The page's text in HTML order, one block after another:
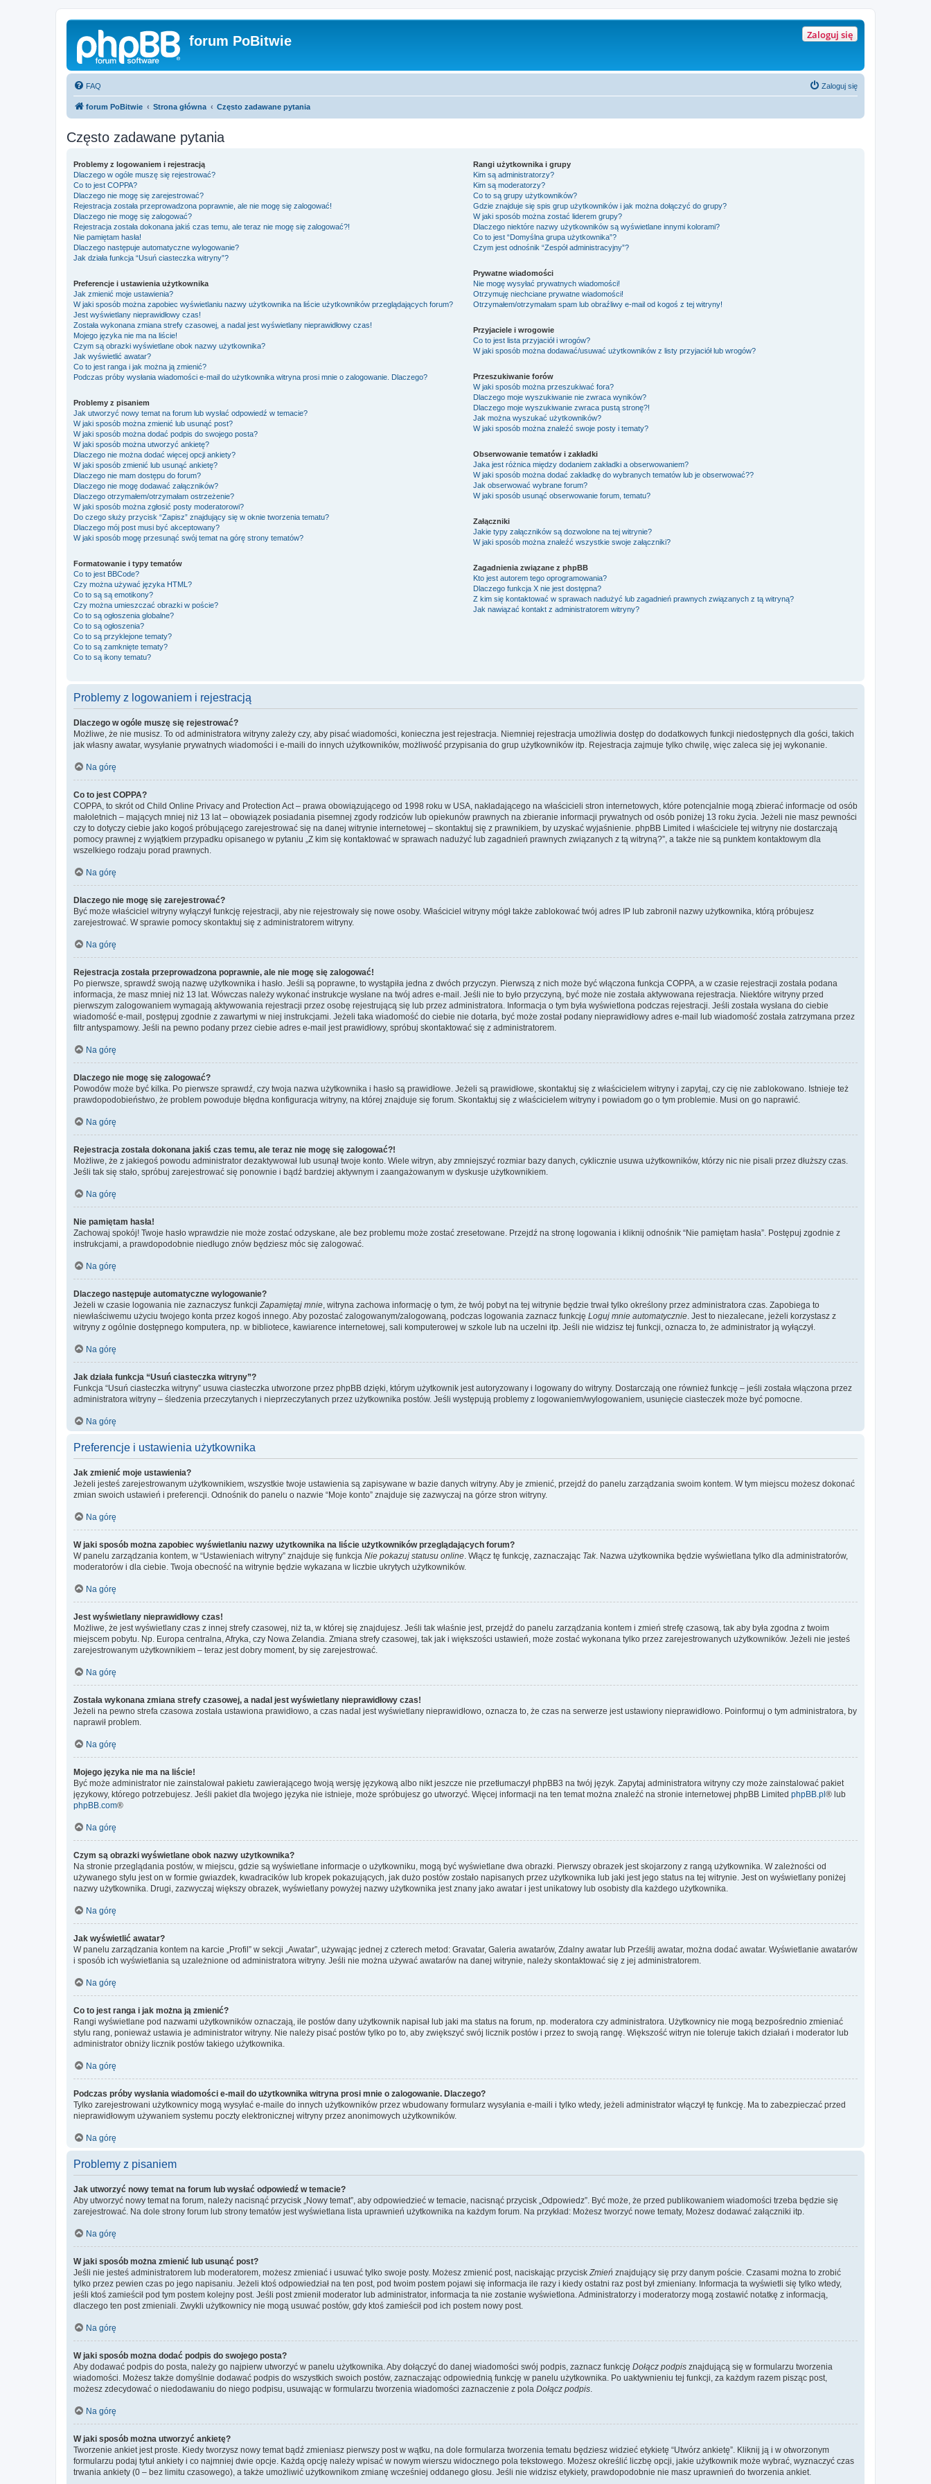
forum PoBitwie Zaloguj się
FAQ Zaloguj się
forum PoBitwie Strona główna Często zadawane pytania
Często zadawane pytania
Problemy z logowaniem i rejestracją
Dlaczego w ogóle muszę się rejestrować?
Co to jest COPPA?
Dlaczego nie mogę się zarejestrować?
Rejestracja została przeprowadzona poprawnie, ale nie mogę się zalogować!
Dlaczego nie mogę się zalogować?
Rejestracja została dokonana jakiś czas temu, ale teraz nie mogę się zalogować?!
Nie pamiętam hasła!
Dlaczego następuje automatyczne wylogowanie?
Jak działa funkcja “Usuń ciasteczka witryny”?
Preferencje i ustawienia użytkownika
Jak zmienić moje ustawienia?
W jaki sposób można zapobiec wyświetlaniu nazwy użytkownika na liście użytkowników przeglądających forum?
Jest wyświetlany nieprawidłowy czas!
Została wykonana zmiana strefy czasowej, a nadal jest wyświetlany nieprawidłowy czas!
Mojego języka nie ma na liście!
Czym są obrazki wyświetlane obok nazwy użytkownika?
Jak wyświetlić awatar?
Co to jest ranga i jak można ją zmienić?
Podczas próby wysłania wiadomości e-mail do użytkownika witryna prosi mnie o zalogowanie. Dlaczego?
Problemy z pisaniem
Jak utworzyć nowy temat na forum lub wysłać odpowiedź w temacie?
W jaki sposób można zmienić lub usunąć post?
W jaki sposób można dodać podpis do swojego posta?
W jaki sposób można utworzyć ankietę?
Dlaczego nie można dodać więcej opcji ankiety?
W jaki sposób zmienić lub usunąć ankietę?
Dlaczego nie mam dostępu do forum?
Dlaczego nie mogę dodawać załączników?
Dlaczego otrzymałem/otrzymałam ostrzeżenie?
W jaki sposób można zgłosić posty moderatorowi?
Do czego służy przycisk “Zapisz” znajdujący się w oknie tworzenia tematu?
Dlaczego mój post musi być akceptowany?
W jaki sposób mogę przesunąć swój temat na górę strony tematów?
Formatowanie i typy tematów
Co to jest BBCode?
Czy można używać języka HTML?
Co to są są emotikony?
Czy można umieszczać obrazki w poście?
Co to są ogłoszenia globalne?
Co to są ogłoszenia?
Co to są przyklejone tematy?
Co to są zamknięte tematy?
Co to są ikony tematu?
Rangi użytkownika i grupy
Kim są administratorzy?
Kim są moderatorzy?
Co to są grupy użytkowników?
Gdzie znajduje się spis grup użytkowników i jak można dołączyć do grupy?
W jaki sposób można zostać liderem grupy?
Dlaczego niektóre nazwy użytkowników są wyświetlane innymi kolorami?
Co to jest “Domyślna grupa użytkownika”?
Czym jest odnośnik “Zespół administracyjny”?
Prywatne wiadomości
Nie mogę wysyłać prywatnych wiadomości!
Otrzymuję niechciane prywatne wiadomości!
Otrzymałem/otrzymałam spam lub obraźliwy e-mail od kogoś z tej witryny!
Przyjaciele i wrogowie
Co to jest lista przyjaciół i wrogów?
W jaki sposób można dodawać/usuwać użytkowników z listy przyjaciół lub wrogów?
Przeszukiwanie forów
W jaki sposób można przeszukiwać fora?
Dlaczego moje wyszukiwanie nie zwraca wyników?
Dlaczego moje wyszukiwanie zwraca pustą stronę?!
Jak można wyszukać użytkowników?
W jaki sposób można znaleźć swoje posty i tematy?
Obserwowanie tematów i zakładki
Jaka jest różnica między dodaniem zakładki a obserwowaniem?
W jaki sposób można dodać zakładkę do wybranych tematów lub je obserwować??
Jak obserwować wybrane forum?
W jaki sposób usunąć obserwowanie forum, tematu?
Załączniki
Jakie typy załączników są dozwolone na tej witrynie?
W jaki sposób można znaleźć wszystkie swoje załączniki?
Zagadnienia związane z phpBB
Kto jest autorem tego oprogramowania?
Dlaczego funkcja X nie jest dostępna?
Z kim się kontaktować w sprawach nadużyć lub zagadnień prawnych związanych z tą witryną?
Jak nawiązać kontakt z administratorem witryny?
Problemy z logowaniem i rejestracją
Dlaczego w ogóle muszę się rejestrować?
Możliwe, że nie musisz. To od administratora witryny zależy czy, aby pisać wiadomości, konieczna jest rejestracja. Niemniej rejestracja umożliwia dostęp do dodatkowych funkcji niedostępnych dla gości, takich
jak własny awatar, wysyłanie prywatnych wiadomości i e-maili do innych użytkowników, możliwość przypisania do grup użytkowników itp. Rejestracja zajmuje tylko chwilę, więc zaleca się jej wykonanie.
Na górę
Co to jest COPPA?
COPPA, to skrót od Child Online Privacy and Protection Act – prawa obowiązującego od 1998 roku w USA, nakładającego na właścicieli stron internetowych, które potencjalnie mogą zbierać informacje od osób
małoletnich – mających mniej niż 13 lat – obowiązek posiadania pisemnej zgody rodziców lub opiekunów prawnych na zbieranie informacji prywatnych od osób poniżej 13 roku życia. Jeżeli nie masz pewności
czy to dotyczy ciebie jako kogoś próbującego zarejestrować się na danej witrynie internetowej – skontaktuj się z prawnikiem, by uzyskać wyjaśnienie. phpBB Limited i właściciele tej witryny nie dostarczają
pomocy prawnej z wyjątkiem przypadku opisanego w pytaniu „Z kim się kontaktować w sprawach nadużyć lub zagadnień prawnych związanych z tą witryną?”, a także nie są punktem kontaktowym dla
wszelkiego rodzaju porad prawnych.
Na górę
Dlaczego nie mogę się zarejestrować?
Być może właściciel witryny wyłączył funkcję rejestracji, aby nie rejestrowały się nowe osoby. Właściciel witryny mógł także zablokować twój adres IP lub zabronił nazwy użytkownika, którą próbujesz
zarejestrować. W sprawie pomocy skontaktuj się z administratorem witryny.
Na górę
Rejestracja została przeprowadzona poprawnie, ale nie mogę się zalogować!
Po pierwsze, sprawdź swoją nazwę użytkownika i hasło. Jeśli są poprawne, to wystąpiła jedna z dwóch przyczyn. Pierwszą z nich może być włączona funkcja COPPA, a w czasie rejestracji została podana
informacja, że masz mniej niż 13 lat. Wówczas należy wykonać instrukcje wysłane na twój adres e-mail. Jeśli nie to było przyczyną, być może nie została aktywowana rejestracja. Niektóre witryny przed
pierwszym zalogowaniem wymagają aktywowania rejestracji przez osobę rejestrującą się lub przez administratora. Informacja o tym była wyświetlona podczas rejestracji. Jeśli została wysłana do ciebie
wiadomość e-mail, postępuj zgodnie z zawartymi w niej instrukcjami. Jeżeli taka wiadomość do ciebie nie dotarła, być może został podany nieprawidłowy adres e-mail lub wiadomość została zatrzymana przez
filtr antyspamowy. Jeśli na pewno podany przez ciebie adres e-mail jest prawidłowy, spróbuj skontaktować się z administratorem.
Na górę
Dlaczego nie mogę się zalogować?
Powodów może być kilka. Po pierwsze sprawdź, czy twoja nazwa użytkownika i hasło są prawidłowe. Jeżeli są prawidłowe, skontaktuj się z właścicielem witryny i zapytaj, czy cię nie zablokowano. Istnieje też
prawdopodobieństwo, że problem powoduje błędna konfiguracja witryny, na której znajduje się forum. Skontaktuj się z właścicielem witryny i powiadom go o tym problemie. Musi on go naprawić.
Na górę
Rejestracja została dokonana jakiś czas temu, ale teraz nie mogę się zalogować?!
Możliwe, że z jakiegoś powodu administrator dezaktywował lub usunął twoje konto. Wiele witryn, aby zmniejszyć rozmiar bazy danych, cyklicznie usuwa użytkowników, którzy nic nie pisali przez dłuższy czas.
Jeśli tak się stało, spróbuj zarejestrować się ponownie i bądź bardziej aktywnym i zaangażowanym w dyskusje użytkownikiem.
Na górę
Nie pamiętam hasła!
Zachowaj spokój! Twoje hasło wprawdzie nie może zostać odzyskane, ale bez problemu może zostać zresetowane. Przejdź na stronę logowania i kliknij odnośnik “Nie pamiętam hasła”. Postępuj zgodnie z
instrukcjami, a prawdopodobnie niedługo znów będziesz móc się zalogować.
Na górę
Dlaczego następuje automatyczne wylogowanie?
Jeżeli w czasie logowania nie zaznaczysz funkcjiZapamiętaj mnie, witryna zachowa informację o tym, że twój pobyt na tej witrynie będzie trwał tylko określony przez administratora czas. Zapobiega to
niewłaściwemu użyciu twojego konta przez kogoś innego. Aby pozostać zalogowanym/zalogowaną, podczas logowania zaznacz funkcję Loguj mnie automatycznie. Jest to niezalecane, jeżeli korzystasz z
witryny z ogólnie dostępnego komputera, np. w bibliotece, kawiarence internetowej, sali komputerowej w szkole lub na uczelni itp. Jeśli nie widzisz tej funkcji, oznacza to, że administrator ją wyłączył.
Na górę
Jak działa funkcja “Usuń ciasteczka witryny”?
Funkcja “Usuń ciasteczka witryny” usuwa ciasteczka utworzone przez phpBB dzięki, którym użytkownik jest autoryzowany i logowany do witryny. Dostarczają one również funkcję – jeśli została włączona przez
administratora witryny – śledzenia przeczytanych i nieprzeczytanych przez użytkownika postów. Jeśli występują problemy z logowaniem/wylogowaniem, usunięcie ciasteczek może być pomocne.
Na górę
Preferencje i ustawienia użytkownika
Jak zmienić moje ustawienia?
Jeżeli jesteś zarejestrowanym użytkownikiem, wszystkie twoje ustawienia są zapisywane w bazie danych witryny. Aby je zmienić, przejdź do panelu zarządzania swoim kontem. W tym miejscu możesz dokonać
zmian swoich ustawień i preferencji. Odnośnik do panelu o nazwie “Moje konto” znajduje się zazwyczaj na górze stron witryny.
Na górę
W jaki sposób można zapobiec wyświetlaniu nazwy użytkownika na liście użytkowników przeglądających forum?
W panelu zarządzania kontem, w “Ustawieniach witryny” znajduje się funkcja Nie pokazuj statusu online. Włącz tę funkcję, zaznaczając Tak. Nazwa użytkownika będzie wyświetlana tylko dla administratorów,
moderatorów i dla ciebie. Twoja obecność na witrynie będzie wykazana w liczbie ukrytych użytkowników.
Na górę
Jest wyświetlany nieprawidłowy czas!
Możliwe, że jest wyświetlany czas z innej strefy czasowej, niż ta, w której się znajdujesz. Jeśli tak właśnie jest, przejdź do panelu zarządzania kontem i zmień strefę czasową, tak aby była zgodna z twoim
miejscem pobytu. Np. Europa centralna, Afryka, czy Nowa Zelandia. Zmiana strefy czasowej, tak jak i większości ustawień, może zostać wykonana tylko przez zarejestrowanych użytkowników. Jeżeli nie jesteś
zarejestrowanym użytkownikiem – teraz jest dobry moment, by się zarejestrować.
Na górę
Została wykonana zmiana strefy czasowej, a nadal jest wyświetlany nieprawidłowy czas!
Jeżeli na pewno strefa czasowa została ustawiona prawidłowo, a czas nadal jest wyświetlany nieprawidłowo, oznacza to, że czas na serwerze jest ustawiony nieprawidłowo. Poinformuj o tym administratora, by
naprawił problem.
Na górę
Mojego języka nie ma na liście!
Być może administrator nie zainstalował pakietu zawierającego twoją wersję językową albo nikt jeszcze nie przetłumaczył phpBB3 na twój język. Zapytaj administratora witryny czy może zainstalować pakiet
językowy, którego potrzebujesz. Jeśli pakiet dla twojego języka nie istnieje, może spróbujesz go utworzyć. Więcej informacji na ten temat można znaleźć na stronie internetowej phpBB Limited phpBB.pl ® lub
phpBB.com®
Na górę
Czym są obrazki wyświetlane obok nazwy użytkownika?
Na stronie przeglądania postów, w miejscu, gdzie są wyświetlane informacje o użytkowniku, mogą być wyświetlane dwa obrazki. Pierwszy obrazek jest skojarzony z rangą użytkownika. W zależności od
używanego stylu jest on w formie gwiazdek, kwadracików lub kropek pokazujących, jak dużo postów zostało napisanych przez użytkownika lub jaki jest jego status na tej witrynie. Jest on wyświetlany poniżej
nazwy użytkownika. Drugi, zazwyczaj większy obrazek, wyświetlany powyżej nazwy użytkownika jest znany jako awatar i jest unikatowy lub osobisty dla każdego użytkownika.
Na górę
Jak wyświetlić awatar?
W panelu zarządzania kontem na karcie „Profil” w sekcji „Awatar”, używając jednej z czterech metod: Gravatar, Galeria awatarów, Zdalny awatar lub Prześlij awatar, można dodać awatar. Wyświetlanie awatarów
i sposób ich wyświetlania są uzależnione od administratora witryny. Jeśli nie można używać awatarów na danej witrynie, należy skontaktować się z jej administratorem.
Na górę
Co to jest ranga i jak można ją zmienić?
Rangi wyświetlane pod nazwami użytkowników oznaczają, ile postów dany użytkownik napisał lub jaki ma status na forum, np. moderatora czy administratora. Użytkownicy nie mogą bezpośrednio zmieniać
stylu rang, ponieważ ustawia je administrator witryny. Nie należy pisać postów tylko po to, aby zwiększyć swój licznik postów i przez to swoją rangę. Większość witryn nie toleruje takich działań i moderator lub
administrator obniży licznik postów takiego użytkownika.
Na górę
Podczas próby wysłania wiadomości e-mail do użytkownika witryna prosi mnie o zalogowanie. Dlaczego?
Tylko zarejestrowani użytkownicy mogą wysyłać e-maile do innych użytkowników przez wbudowany formularz wysyłania e-maili i tylko wtedy, jeżeli administrator włączył tę funkcję. Ma to zabezpieczać przed
nieprawidłowym używaniem systemu poczty elektronicznej witryny przez anonimowych użytkowników.
Na górę
Problemy z pisaniem
Jak utworzyć nowy temat na forum lub wysłać odpowiedź w temacie?
Aby utworzyć nowy temat na forum, należy nacisnąć przycisk „Nowy temat”, aby odpowiedzieć w temacie, nacisnąć przycisk „Odpowiedz”. Być może, że przed publikowaniem wiadomości trzeba będzie się
zarejestrować. Na dole strony forum lub strony tematów jest wyświetlana lista uprawnień użytkownika na każdym forum. Na przykład: Możesz tworzyć nowe tematy, Możesz dodawać załączniki itp.
Na górę
W jaki sposób można zmienić lub usunąć post?
Jeśli nie jesteś administratorem lub moderatorem, możesz zmieniać i usuwać tylko swoje posty. Możesz zmienić post, naciskając przyciskZmień znajdujący się przy danym poście. Czasami można to zrobić
tylko przez pewien czas po jego napisaniu. Jeżeli ktoś odpowiedział na ten post, pod twoim postem pojawi się informacja ile razy i kiedy ostatni raz post był zmieniany. Informacja ta wyświetli się tylko wtedy,
jeśli ktoś zamieścił pod tym postem kolejny post. Jeśli post zmienił moderator lub administrator, informacja ta nie zostanie wyświetlona. Administratorzy i moderatorzy mogą zostawić notatkę z informacją,
dlaczego ten post zmieniali. Zwykli użytkownicy nie mogą usuwać postów, gdy ktoś zamieścił pod ich postem nowy post.
Na górę
W jaki sposób można dodać podpis do swojego posta?
Aby dodawać podpis do posta, należy go najpierw utworzyć w panelu użytkownika. Aby dołączyć do danej wiadomości swój podpis, zaznacz funkcję Dołącz podpis znajdującą się w formularzu tworzenia
wiadomości. Możesz także domyślnie dodawać podpis do wszystkich swoich postów, zaznaczając odpowiednią funkcję w panelu użytkownika. Po uaktywnieniu tej funkcji, za każdym razem pisząc post,
możesz zdecydować o niedodawaniu do niego podpisu, usuwając w formularzu tworzenia wiadomości zaznaczenie z pola Dołącz podpis.
Na górę
W jaki sposób można utworzyć ankietę?
Tworzenie ankiet jest proste. Kiedy tworzysz nowy temat bądź zmieniasz pierwszy post w wątku, na dole formularza tworzenia tematu będziesz widzieć etykietę “Utwórz ankietę”. Kliknij ją i w otworzonym
formularzu podaj tytuł ankiety i co najmniej dwie opcje. Każdą opcję należy wpisać w nowym wierszu widocznego pola tekstowego. Możesz określić liczbę opcji, jakie użytkownik może wybrać, wyznaczyć czas
trwania ankiety (0 – bez limitu czasowego), a także umożliwić użytkownikom zmianę wcześniej oddanego głosu. Jeśli nie widzisz etykiety, prawdopodobnie nie masz uprawnień do tworzenia ankiet.